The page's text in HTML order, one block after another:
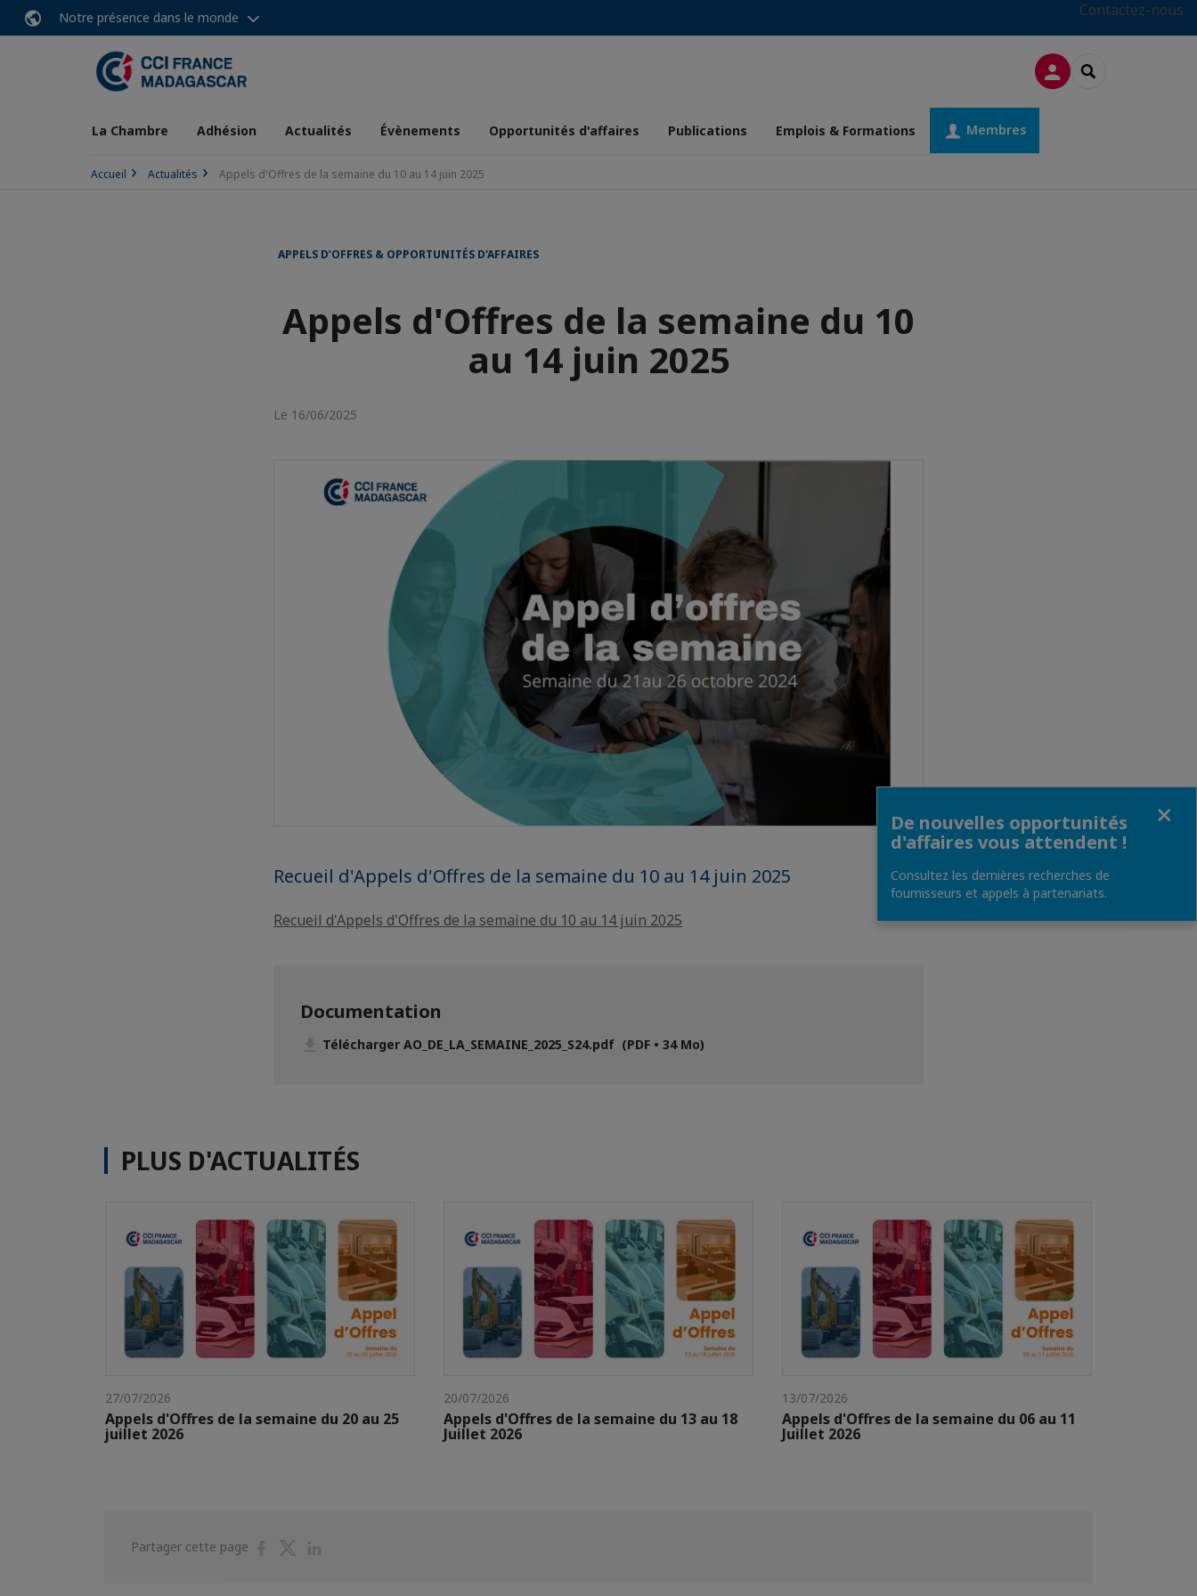
Notre présence dans le monde Contactez-nous
CONNEXIONRECHERCHER
La Chambre Adhésion Actualités Évènements Opportunités d'affaires Publications Emplois & Formations Membres
Accueil Actualités Appels d'Offres de la semaine du 10 au 14 juin 2025
APPELS D’OFFRES & OPPORTUNITÉS D'AFFAIRES
Appels d'Offres de la semaine du 10
au 14 juin 2025
Le 16/06/2025
Recueil d'Appels d'Offres de la semaine du 10 au 14 juin 2025
Recueil d'Appels d'Offres de la semaine du 10 au 14 juin 2025
Documentation
Télécharger AO_DE_LA_SEMAINE_2025_S24.pdf (PDF • 34 Mo)
PLUS D'ACTUALITÉS
27/07/2026
Appels d'Offres de la semaine du 20 au 25
juillet 2026
20/07/2026
Appels d'Offres de la semaine du 13 au 18
Juillet 2026
13/07/2026
Appels d'Offres de la semaine du 06 au 11
Juillet 2026
Partager cette page
PartagerPartager
De nouvelles opportunités
d'affaires vous attendent !
Consultez les dernières recherches de
fournisseurs et appels à partenariats.